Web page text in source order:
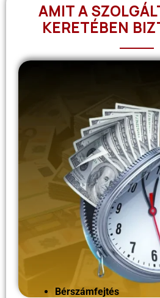
AMIT A
KERETÉBEN
Bérszámfejtés